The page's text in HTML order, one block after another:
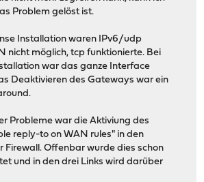
Problem gelöst ist.
Installation waren IPv6/udp
nicht möglich, tcp funktionierte. Bei
war das ganze Interface
Deaktivieren des Gateways war ein
Probleme war die Aktiviung des
reply-to on WAN rules" in den
Firewall. Offenbar wurde dies schon
und in den drei Links wird darüber